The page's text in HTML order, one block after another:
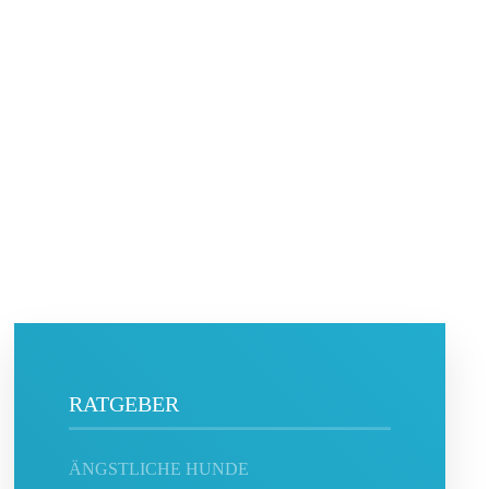
RATGEBER
ÄNGSTLICHE HUNDE